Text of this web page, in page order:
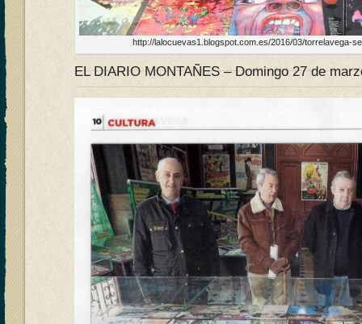
http://lalocuevas1.blogspot.com.es/2016/03/torrelavega-
EL DIARIO MONTAÑES – Domingo 27 de